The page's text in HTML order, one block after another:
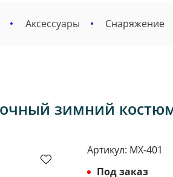
Аксессуары Снаряжение
зимний
Артикул: МХ-401
Под заказ